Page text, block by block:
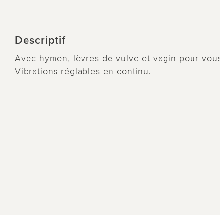
Descriptif
Avec hymen, lèvres de vulve et vagin pour
Vibrations réglables en continu.